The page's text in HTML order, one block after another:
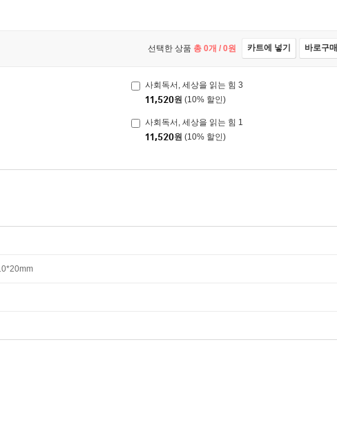
선택한 상품 총 0개 / 0원 카트에 넣기 바로구매
사회독서, 세상을 읽는 힘 3
11,520원 (10% 할인)
사회독서, 세상을 읽는 힘 1
11,520원 (10% 할인)